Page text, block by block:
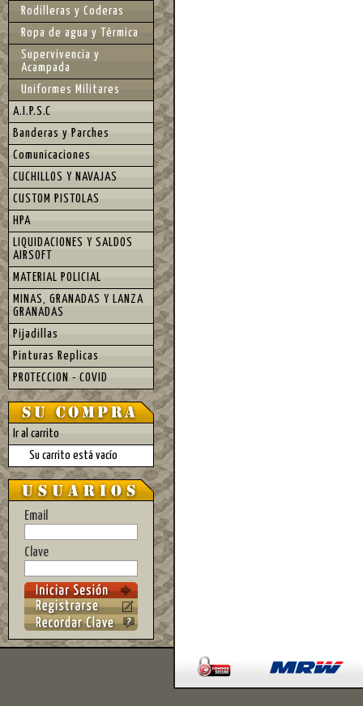
Rodilleras y Coderas
Ropa de agua y Térmica
Supervivencia y
Acampada
Uniformes Militares
A.I.P.S.C
Banderas y Parches
Comunicaciones
CUCHILLOS Y NAVAJAS
CUSTOM PISTOLAS
HPA
LIQUIDACIONES Y SALDOS
AIRSOFT
MATERIAL POLICIAL
MINAS, GRANADAS Y LANZA
GRANADAS
Pijadillas
Pinturas Replicas
PROTECCION - COVID
Ir al carrito
Su carrito está vacío
Email
Clave